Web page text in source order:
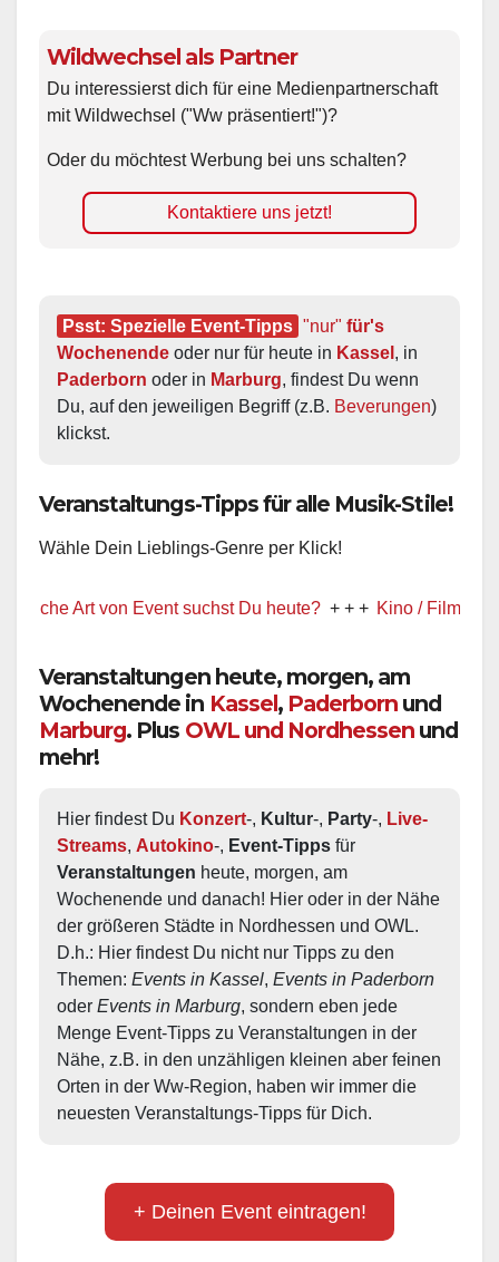
Wildwechsel als Partner
Du interessierst dich für eine Medienpartnerschaft
mit Wildwechsel ("Ww präsentiert!")?
Oder du möchtest Werbung bei uns schalten?
Kontaktiere uns jetzt!
Psst: Spezielle Event-Tipps "nur" für's
Wochenende oder nur für heute in Kassel
Paderborn oder in Marburg, findest Du wenn
Du, auf den jeweiligen Begriff (z.B. Beverungen)
klickst.
Veranstaltungs-Tipps für alle Musik-Stile!
Wähle Dein Lieblings-Genre per Klick!
von Event suchst Du heute? + + + Kino / Film + + + Ww
Veranstaltungen heute, morgen, am
Wochenende in Kassel, Paderborn und
Marburg. Plus OWL und Nordhessen und
mehr!
Hier findest Du Konzert-, Kultur-, Party-, Live-
Streams, Autokino-, Event-Tipps
Veranstaltungen heute, morgen, am
Wochenende und danach! Hier oder in der Nähe
der größeren Städte in Nordhessen und OWL.
D.h.: Hier findest Du nicht nur Tipps zu den
Themen: Events in Kassel, Events in Paderborn
oder Events in Marburg, sondern eben jede
Menge Event-Tipps zu Veranstaltungen in der
Nähe, z.B. in den unzähligen kleinen aber feinen
Orten in der Ww-Region, haben wir immer die
neuesten Veranstaltungs-Tipps für Dich.
+ Deinen Event eintragen!